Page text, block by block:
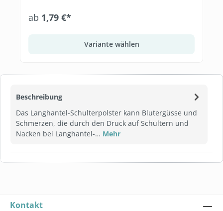
Beschreibung
Das Langhantel-Schulterpolster kann Blutergüsse und
Schmerzen, die durch den Druck auf Schultern und
Nacken bei Langhantel-… Mehr
ab 1,79 €*
Variante wählen
Kontakt